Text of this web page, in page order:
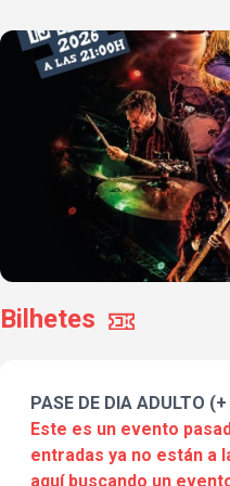
Bilhetes
PASE DE DIA ADULTO
Este es un evento
entradas ya no están a
aquí buscando un